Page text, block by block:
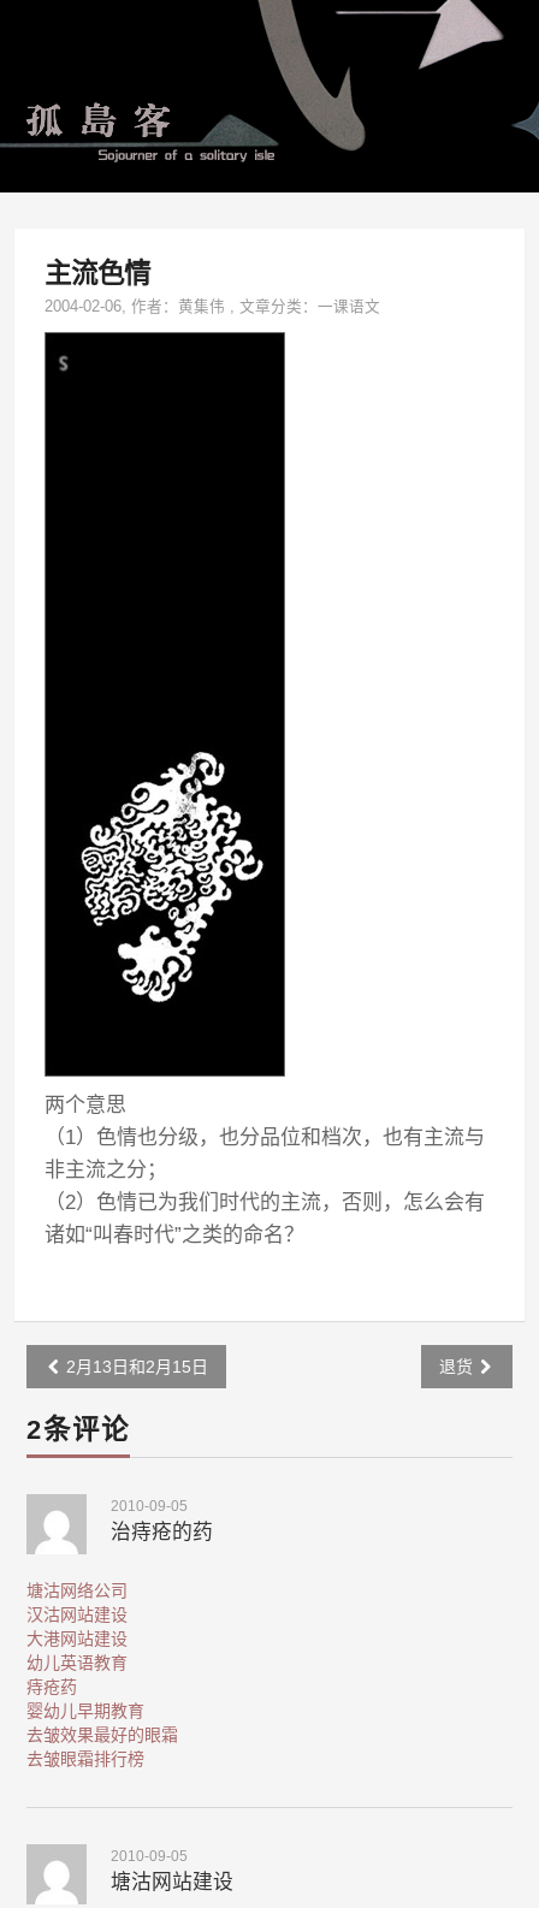
主流色情
2004-02-06, 作者：黄集伟 ,文章分类：一课语文
两个意思
（1）色情也分级，也分品位和档次，也有主流与
非主流之分；
（2）色情已为我们时代的主流，否则，怎么会有
诸如“叫春时代”之类的命名？
Post
navigation
2月13日和2月15日 退货
2条评论
2010-09-05
治痔疮的药
塘沽网络公司
汉沽网站建设
大港网站建设
幼儿英语教育
痔疮药
婴幼儿早期教育
去皱效果最好的眼霜
去皱眼霜排行榜
2010-09-05
塘沽网站建设